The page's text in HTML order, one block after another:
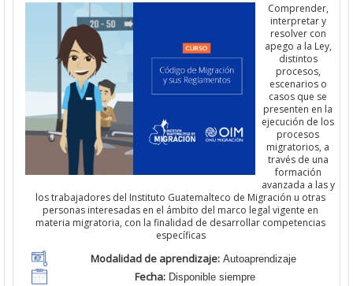
Comprender,
interpretar y
resolver con
apego a la Ley,
distintos
procesos,
escenarios o
casos que se
presenten en la
ejecución de los
procesos
migratorios, a
través de una
formación
avanzada a las y
los trabajadores del Instituto Guatemalteco de Migración u otras
personas interesadas en el ámbito del marco legal vigente en
materia migratoria, con la finalidad de desarrollar competencias
específicas
Modalidad de aprendizaje: Autoaprendizaje
Fecha: Disponible siempre